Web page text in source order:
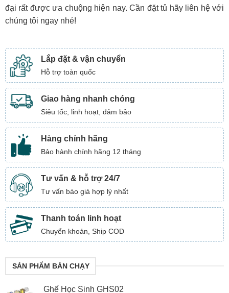
đại rất được ưa chuộng hiện nay. Cần đặt tủ hãy liên hệ với
chúng tôi ngay nhé!
Lắp đặt & vận chuyển
Hỗ trợ toàn quốc
Giao hàng nhanh chóng
Siêu tốc, linh hoạt, đảm bảo
Hàng chính hãng
Bảo hành chính hãng 12 tháng
Tư vấn & hỗ trợ 24/7
Tư vấn báo giá hợp lý nhất
Thanh toán linh hoạt
Chuyển khoản, Ship COD
SẢN PHẨM BÁN CHẠY
Ghế Học Sinh GHS02